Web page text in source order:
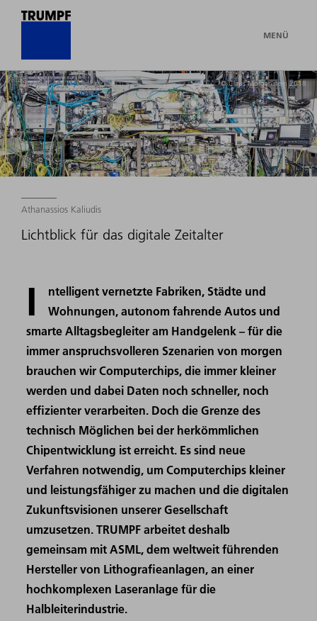
MENÜ
© Claus Morgenstern 2018
Athanassios Kaliudis
Lichtblick für das digitale Zeitalter
I
ntelligent vernetzte Fabriken, Städte und
Wohnungen, autonom fahrende Autos und
smarte Alltagsbegleiter am Handgelenk – für die
immer anspruchsvolleren Szenarien von morgen
brauchen wir Computerchips, die immer kleiner
werden und dabei Daten noch schneller, noch
effizienter verarbeiten. Doch die Grenze des
technisch Möglichen bei der herkömmlichen
Chipentwicklung ist erreicht. Es sind neue
Verfahren notwendig, um Computerchips kleiner
und leistungsfähiger zu machen und die digitalen
Zukunftsvisionen unserer Gesellschaft
umzusetzen. TRUMPF arbeitet deshalb
gemeinsam mit ASML, dem weltweit führenden
Hersteller von Lithografieanlagen, an einer
hochkomplexen Laseranlage für die
Halbleiterindustrie.